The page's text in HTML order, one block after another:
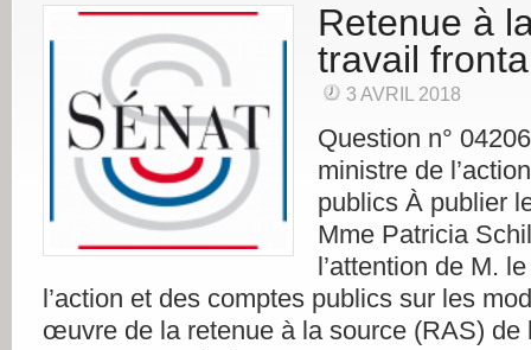
Retenue à
travail
3 AVRIL 2018
Question n°
ministre de
publics À publier
Mme Patricia
l’attention de M.
l’action et des comptes publics sur les
œuvre de la retenue à la source (RAS) de